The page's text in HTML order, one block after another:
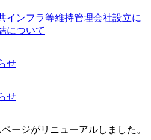
インフラ等維持管理会社設立に
について
せ
せ
ージがリニューアルしました。